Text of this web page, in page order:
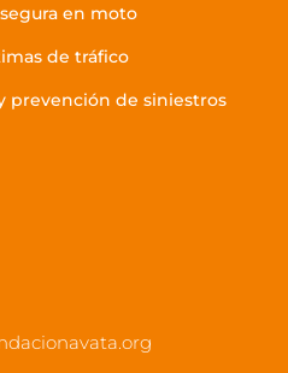
en moto
de tráfico
prevención de siniestros